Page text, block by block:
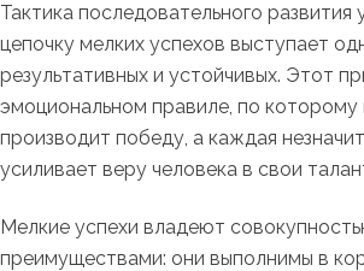
Тактика последовательного развития
цепочку мелких успехов выступает
результативных и устойчивых. Этот
эмоциональном правиле, по которому
производит победу, а каждая
усиливает веру человека в свои
Мелкие успехи владеют
преимуществами: они выполнимы в